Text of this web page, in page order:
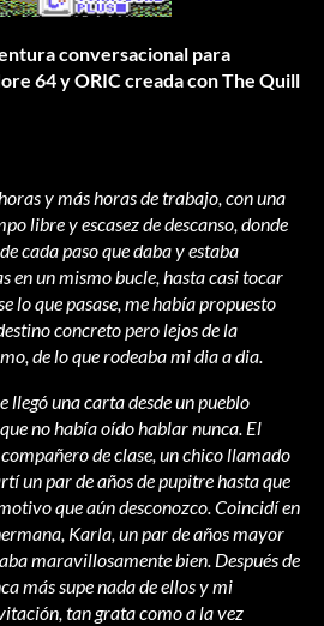
conversacional para
64 y ORIC creada con The Quill
y más horas de trabajo, con una
libre y escasez de descanso, donde
cada paso que daba y estaba
en un mismo bucle, hasta casi tocar
lo que pasase, me había propuesto
concreto pero lejos de la
de lo que rodeaba mi dia a dia.
llegó una carta desde un pueblo
no había oído hablar nunca. El
de clase, un chico llamado
un par de años de pupitre hasta que
que aún desconozco. Coincidí en
Karla, un par de años mayor
maravillosamente bien. Después de
más supe nada de ellos y mi
tan grata como a la vez